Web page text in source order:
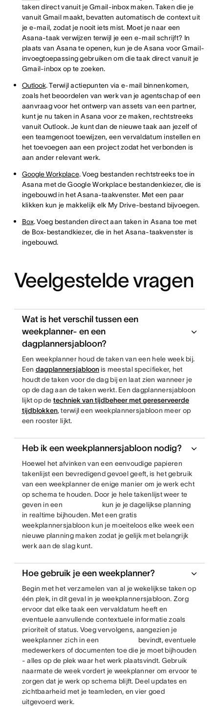
taken direct vanuit je Gmail-inbox maken. Taken die je
vanuit Gmail maakt, bevatten automatisch de context uit
je e-mail, zodat je nooit iets mist. Moet je naar een
Asana-taak verwijzen terwijl je een e-mail schrijft? In
plaats van Asana te openen, kun je de Asana voor Gmail-
invoegtoepassing gebruiken om die taak direct vanuit je
Gmail-inbox op te zoeken.
Outlook. Terwijl actiepunten via e-mail binnenkomen,
zoals het beoordelen van werk van je agentschap of een
aanvraag voor het ontwerp van assets van een partner,
kunt je nu taken in Asana voor ze maken, rechtstreeks
vanuit Outlook. Je kunt dan de nieuwe taak aan jezelf of
een teamgenoot toewijzen, een vervaldatum instellen en
het toevoegen aan een project zodat het verbonden is
aan ander relevant werk.
Google Workplace. Voeg bestanden rechtstreeks toe in
Asana met de Google Workplace bestandenkiezer, die is
ingebouwd in het Asana-taakvenster. Met een paar
klikken kun je makkelijk elk My Drive-bestand bijvoegen.
Box. Voeg bestanden direct aan taken in Asana toe met
de Box-bestandkiezer, die in het Asana-taakvenster is
ingebouwd.
Veelgestelde vragen
Wat is het verschil tussen een
weekplanner- en een
dagplannersjabloon?
Een weekplanner houd de taken van een hele week bij.
Een dagplannersjabloonis meestal specifieker, het
houdt de taken voor de dag bij en laat zien wanneer je
op de dag aan de taken werkt. Een dagplannersjabloon
lijkt op detechniek van tijdbeheer met gereserveerde
tijdblokken, terwijl een weekplannersjabloon meer op
een rooster lijkt.
Heb ik een weekplannersjabloon nodig?
Hoewel het afvinken van een eenvoudige papieren
takenlijst een bevredigend gevoel geeft, is het gebruik
van een weekplanner de enige manier om je werk echt
op schema te houden. Door je hele takenlijst weer te
geven in een
kun je je dagelijkse planning
in realtime bijhouden. Met een gratis
weekplannersjabloon kun je moeiteloos elke week een
nieuwe planning maken zodat je gelijk met belangrijk
werk aan de slag kunt.
Hoe gebruik je een weekplanner?
Begin met het verzamelen van al je wekelijkse taken op
één plek, in dit geval in je weekplannersjabloon. Zorg
ervoor dat elke taak een vervaldatum heeft en
eventuele aanvullende contextuele informatie zoals
prioriteit of status. Voeg vervolgens, aangezien je
weekplanner zich in een
bevindt, eventuele
medewerkers of documenten toe die je moet bijhouden
- alles op de plek waar het werk plaatsvindt. Gebruik
naarmate de week vordert je weekplanner om ervoor te
zorgen dat je werk op schema blijft. Deel updates en
zichtbaarheid met je teamleden, en vier goed
uitgevoerd werk.